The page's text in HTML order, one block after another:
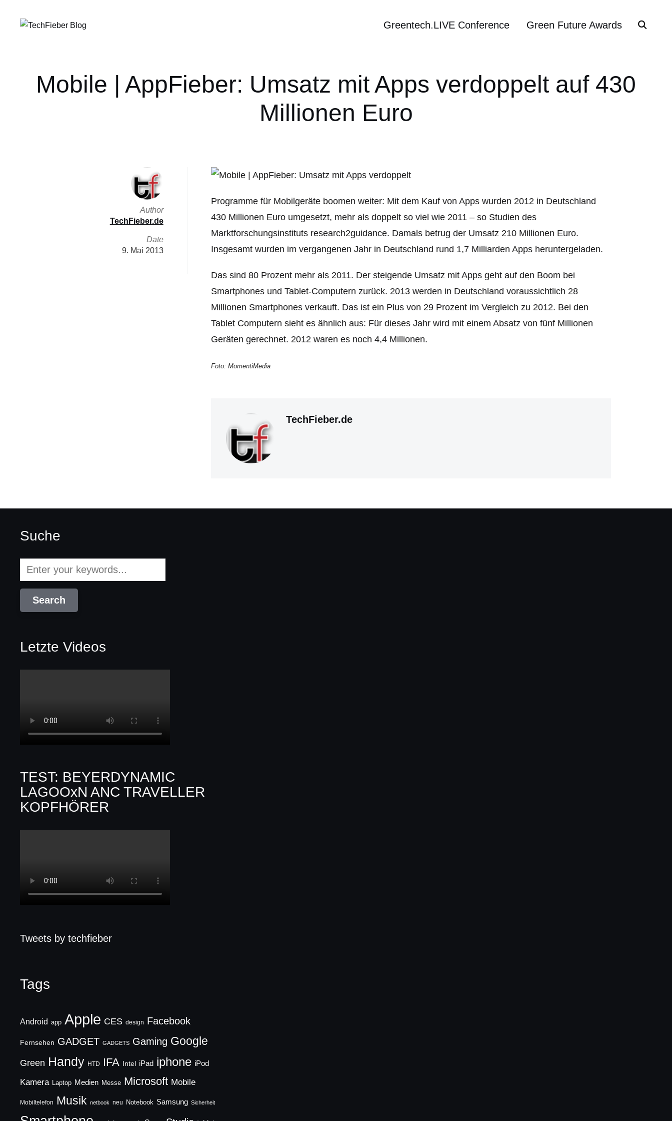
Greentech.LIVE Conference Green Future Awards
Mobile | AppFieber: Umsatz mit Apps verdoppelt auf 430
Millionen Euro
Programme für Mobilgeräte boomen weiter: Mit dem Kauf von Apps wurden 2012 in Deutschland
430 Millionen Euro umgesetzt, mehr als doppelt so viel wie 2011 – so Studien des
Marktforschungsinstituts research2guidance. Damals betrug der Umsatz 210 Millionen Euro.
Insgesamt wurden im vergangenen Jahr in Deutschland rund 1,7 Milliarden Apps heruntergeladen.
Das sind 80 Prozent mehr als 2011. Der steigende Umsatz mit Apps geht auf den Boom bei
Smartphones und Tablet-Computern zurück. 2013 werden in Deutschland voraussichtlich 28
Millionen Smartphones verkauft. Das ist ein Plus von 29 Prozent im Vergleich zu 2012. Bei den
Tablet Computern sieht es ähnlich aus: Für dieses Jahr wird mit einem Absatz von fünf Millionen
Geräten gerechnet. 2012 waren es noch 4,4 Millionen.
Foto: MomentiMedia
TechFieber.de
Author
TechFieber.de
Date
9. Mai 2013
Suche
Letzte Videos
TEST: BEYERDYNAMIC
LAGOOxN ANC TRAVELLER
KOPFHÖRER
Tweets by techfieber
Tags
Android app Apple CES design Facebook
Fernsehen GADGET GADGETS Gaming Google
Green Handy HTD IFA Intel iPad iphone iPod
Kamera Laptop Medien Messe Microsoft Mobile
Mobiltelefon Musik netbook neu Notebook Samsung Sicherheit